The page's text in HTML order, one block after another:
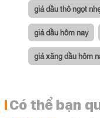
giá dầu thô ngọt
giá dầu hôm nay
giá xăng dầu hôm
Có thể bạn